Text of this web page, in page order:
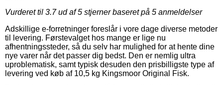
Vurderet til 3.7ud af 5 stjerner baseret på 5 anmeldelser
Adskillige e-forretninger foreslår i vore dage diverse metoder
til levering. Førstevalget hos mange er lige nu
afhentningssteder, så du selv har mulighed for at hente dine
nye varer når det passer dig bedst. Den er nemlig ultra
uproblematisk, samt typisk desuden den prisbilligste type af
levering ved køb af 10,5 kg Kingsmoor Original Fisk.